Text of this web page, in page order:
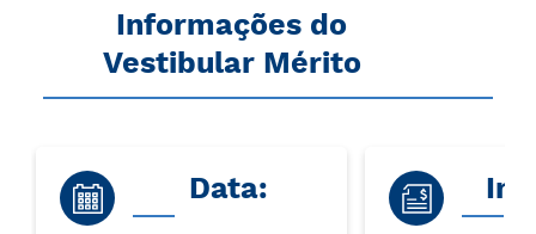
Informações do
Vestibular Mérito
Data: